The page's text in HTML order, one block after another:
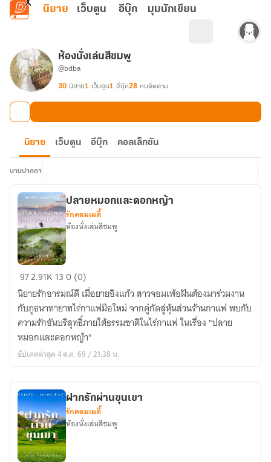
ข้ามไปยังเนื้อหาหลัก
นิยาย เว็บตูน อีบุ๊ก มุมนักเขียน
ห้องนั่งเล่นสีชมพู
@bdba
30 นิยาย1 เว็บตูน1 อีบุ๊ก28 คนติดตาม
นิยาย เว็บตูน อีบุ๊ก คอลเล็กชัน
นามปากกา
ปลาย
หมอก
และ
ดอก
หญ้า
ปลายหมอกและดอกหญ้า
รักคอมเมดี้
ห้องนั่งเล่นสีชมพู
972.91K 130 (0)
นิยายรักอารมณ์ดี เมื่อยายอิงแก้ว สาวจอมเพ้อฝันต้องมาร่วมงาน
กับภูธนาทายาทไร่กาแฟมือใหม่ จากคู่กัดสู่หุ้นส่วนร้านกาแฟ พบกับ
ความรักอันบริสุทธิ์ภายใต้ธรรมชาติในไร่กาแฟ ในเรื่อง "ปลาย
หมอกและดอกหญ้า"
อัปเดตล่าสุด 4 ส.ค. 69 / 21:38 น.
ฝากรักผ่านขุนเขา
รักคอมเมดี้
ห้องนั่งเล่นสีชมพู